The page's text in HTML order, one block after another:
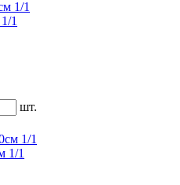
1
шт.
1/1